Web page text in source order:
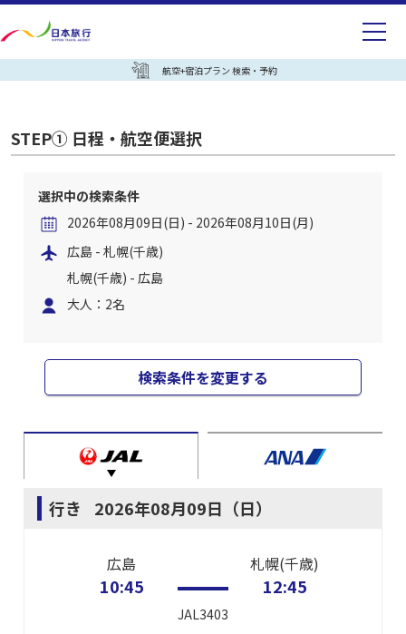
航空+宿泊プラン 検索・予約
STEP① 日程・航空便選択
選択中の検索条件
2026年08月09日(日) - 2026年08月10日(月)
広島 - 札幌(千歳)
札幌(千歳) - 広島
大人：2名
検索条件を変更する
行き 2026年08月09日（日）
広島
10:45
JAL3403
札幌(千歳)
12:45